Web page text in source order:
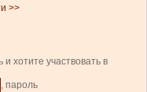
>>
хотите участвовать в
, пароль